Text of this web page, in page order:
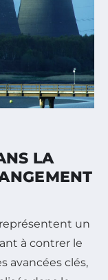
LA
représentent un
à contrer le
avancées clés,